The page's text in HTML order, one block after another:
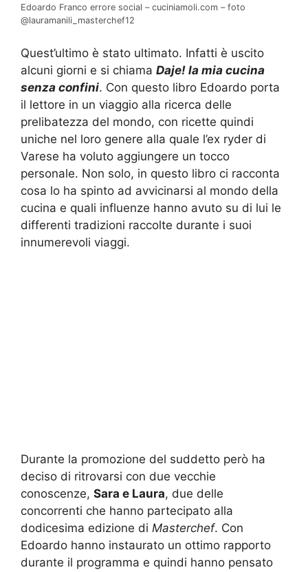
Edoardo Franco errore social – cuciniamoli.com – foto
@lauramanili_masterchef12
Quest’ultimo è stato ultimato. Infatti è uscito
alcuni giorni e si chiama Daje! la mia cucina
senza confini. Con questo libro Edoardo porta
il lettore in un viaggio alla ricerca delle
prelibatezza del mondo, con ricette quindi
uniche nel loro genere alla quale l’ex ryder di
Varese ha voluto aggiungere un tocco
personale. Non solo, in questo libro ci racconta
cosa lo ha spinto ad avvicinarsi al mondo della
cucina e quali influenze hanno avuto su di lui le
differenti tradizioni raccolte durante i suoi
innumerevoli viaggi.
Durante la promozione del suddetto però ha
deciso di ritrovarsi con due vecchie
conoscenze, Sara e Laura, due delle
concorrenti che hanno partecipato alla
dodicesima edizione di Masterchef. Con
Edoardo hanno instaurato un ottimo rapporto
durante il programma e quindi hanno pensato